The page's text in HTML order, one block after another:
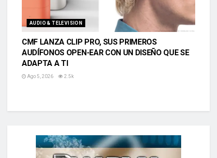
AUDIO & TELEVISION
CMF LANZA CLIP PRO, SUS PRIMEROS
AUDÍFONOS OPEN-EAR CON UN DISEÑO QUE SE
ADAPTA A TI
Ago 5, 2026 2.5k